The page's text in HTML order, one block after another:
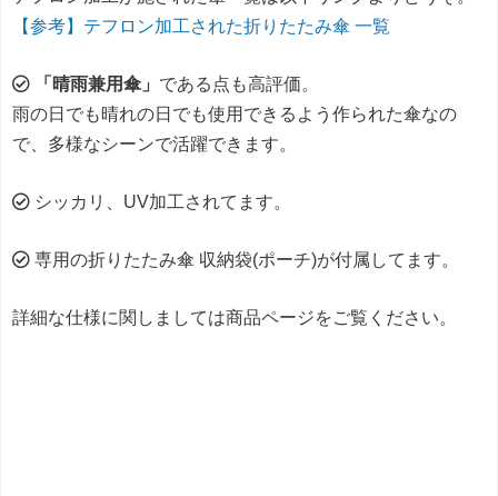
【参考】テフロン加工された折りたたみ傘 一覧
「晴雨兼用傘」 である点も高評価。
雨の日でも晴れの日でも使用できるよう作られた傘なの
で、多様なシーンで活躍できます。
シッカリ、UV加工されてます。
専用の折りたたみ傘 収納袋(ポーチ)が付属してます。
詳細な仕様に関しましては商品ページをご覧ください。